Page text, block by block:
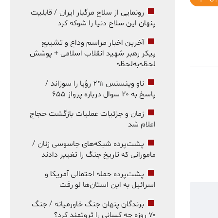
رونمایی از سلاح مرگبار ایران / قابلیت
پنهان این سلاح دنیا را شوکه کرد
آخرین اخبار مراسم وداع و تشییع
پیکر رهبر شهید انقلاب اسلامی + پوشش
لحظه‌به‌لحظه
ناو وینسنس ۲۹۱ رؤیا را سوزاند /
پاسخ به ۲۰ سوال درباره پرواز ۶۵۵
زمان و جزئیات عملیات بازگشت حجاج
اعلام شد
پشت‌پرده شبکه‌های جاسوسی زنان /
مامورانی که تاریخ جنگ را تغییر دادند
پشت‌پرده حمله احتمالی آمریکا و
اسرائیل به این استان‌ها لو رفت
برندگان پنهان جنگ خاورمیانه / جنگ
۷۰ روزه چه کسانی را ثروتمند کرد؟